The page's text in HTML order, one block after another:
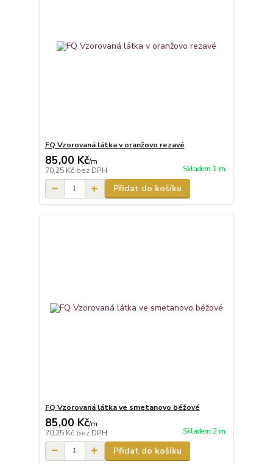
FQ Vzorovaná látka v oranžovo rezavé
85,00 Kč/m
70,25 Kč bez DPH Skladem 1 m
Přidat do košíku
FQ Vzorovaná látka ve smetanovo béžové
85,00 Kč/m
70,25 Kč bez DPH Skladem 2 m
Přidat do košíku